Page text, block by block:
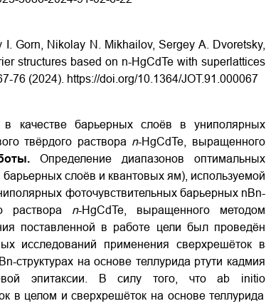
Gorn, Nikolay N. Mikhailov, Sergey A. Dvoretsky,
structures based on n-HgCdTe with superlattices
76 (2024). https://doi.org/10.1364/JOT.91.000067
в качестве барьерных слоёв в униполярных
твёрдого раствора n-HgCdTe, выращенного
Определение диапазонов оптимальных
слоёв и квантовых ям), используемой
фоточувствительных барьерных nBn-
раствора n-HgCdTe, выращенного методом
поставленной в работе цели был проведён
исследований применения сверхрешёток в
-структурах на основе теллурида ртути кадмия
эпитаксии. В силу того, чтоab
initio
в целом и сверхрешёток на основе теллурида